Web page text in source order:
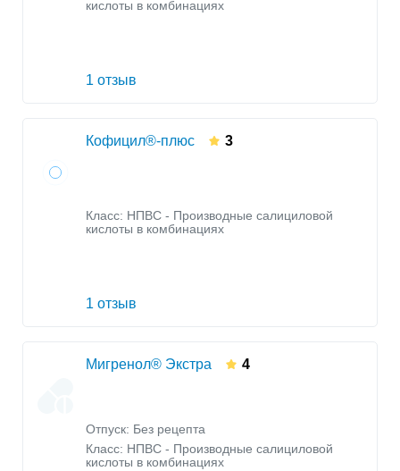
кислоты в комбинациях
1 отзыв
Кофицил®-плюс 3
Класс: НПВС - Производные салициловой
кислоты в комбинациях
1 отзыв
Мигренол® Экстра 4
Отпуск: Без рецепта
Класс: НПВС - Производные салициловой
кислоты в комбинациях